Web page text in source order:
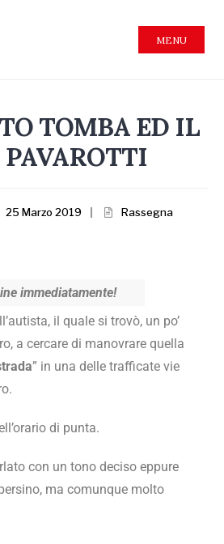
MENU
TOMBA ED IL
25 Marzo 2019
Rassegna
immediatamente!
il quale si trovò, un po’
a cercare di manovrare quella
” in una delle trafficate vie
di punta.
con un tono deciso eppure
ma comunque molto